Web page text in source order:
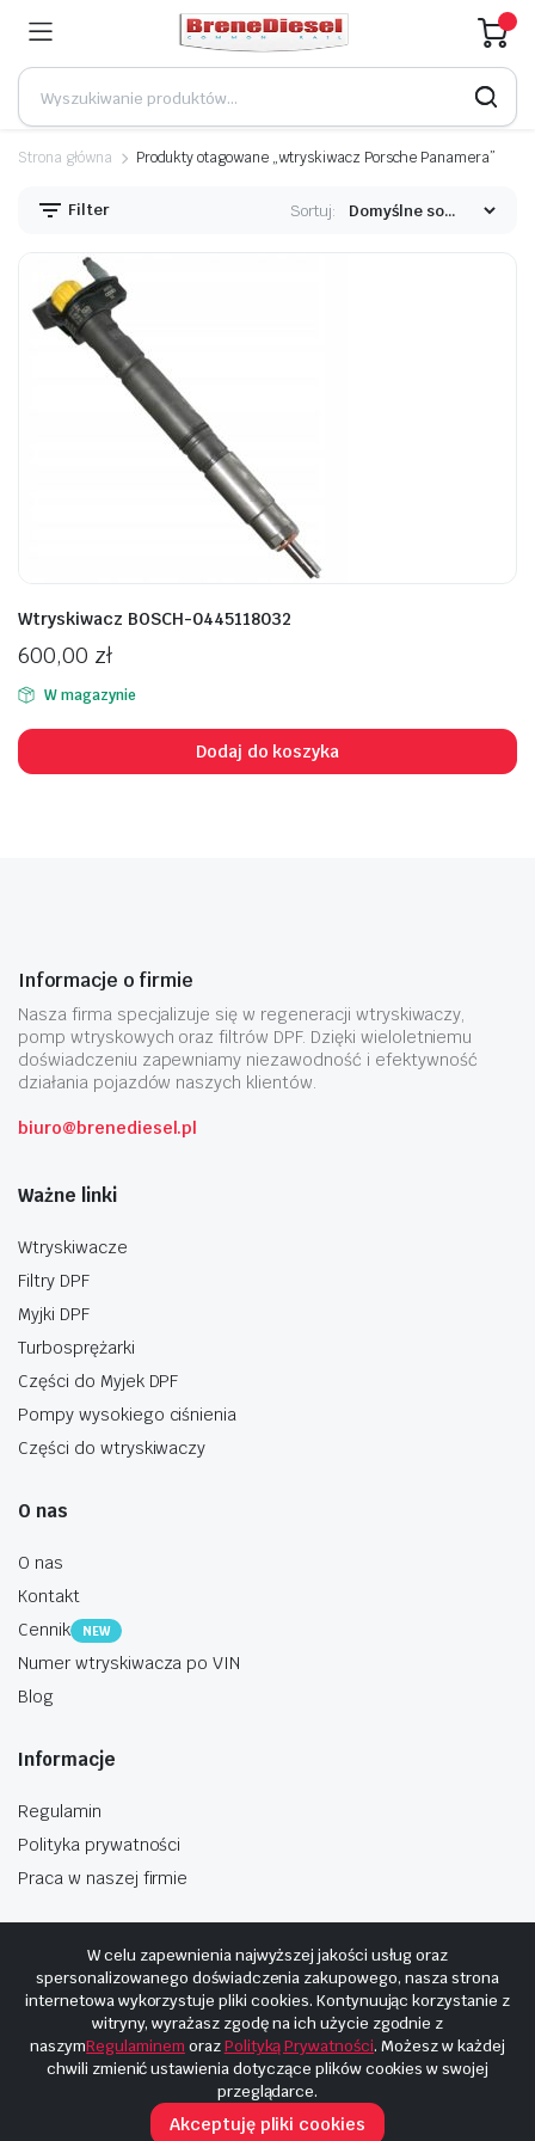
Strona główna Produkty otagowane „wtryskiwacz Porsche Panamera”
Filter Sortuj:
Wtryskiwacz BOSCH-0445118032
600,00 zł
W magazynie
Dodaj do koszyka
Informacje o firmie
Nasza firma specjalizuje się w regeneracji wtryskiwaczy,
pomp wtryskowych oraz filtrów DPF. Dzięki wieloletniemu
doświadczeniu zapewniamy niezawodność i efektywność
działania pojazdów naszych klientów.
biuro@brenediesel.pl
Ważne linki
Wtryskiwacze
Filtry DPF
Myjki DPF
Turbosprężarki
Części do Myjek DPF
Pompy wysokiego ciśnienia
Części do wtryskiwaczy
O nas
O nas
Kontakt
Cennik
NEW
Numer wtryskiwacza po VIN
Blog
Informacje
Regulamin
Polityka prywatności
Praca w naszej firmie
Copyright © 2025 Hosting i budowa Cyberplaneta.pl
W celu zapewnienia najwyższej jakości usług oraz
spersonalizowanego doświadczenia zakupowego, nasza strona
internetowa wykorzystuje pliki cookies. Kontynuując korzystanie z
witryny, wyrażasz zgodę na ich użycie zgodnie z
naszymRegulaminem orazPolityką Prywatności. Możesz w każdej
chwili zmienić ustawienia dotyczące plików cookies w swojej
przeglądarce.
Akceptuję pliki cookies